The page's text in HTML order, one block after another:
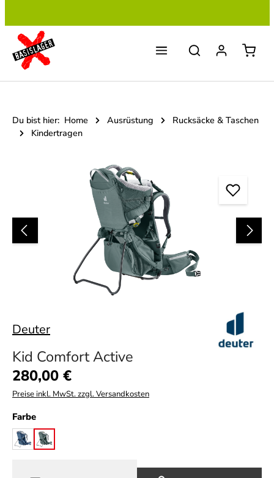
Du bist hier: Home Ausrüstung
Rucksäcke & Taschen
Kindertragen
Bildergalerie überspringen
Deuter
Kid Comfort Active
Regulärer Preis:
280,00 €
Preise inkl. MwSt. zzgl. Versandkosten
Farbeauswählen
midnight
teal